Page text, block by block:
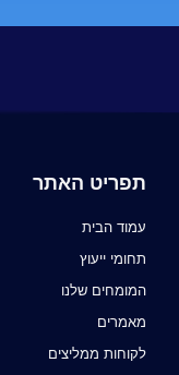
תפריט האתר
עמוד הבית
תחומי ייעוץ
המומחים שלנו
מאמרים
לקוחות ממליצים